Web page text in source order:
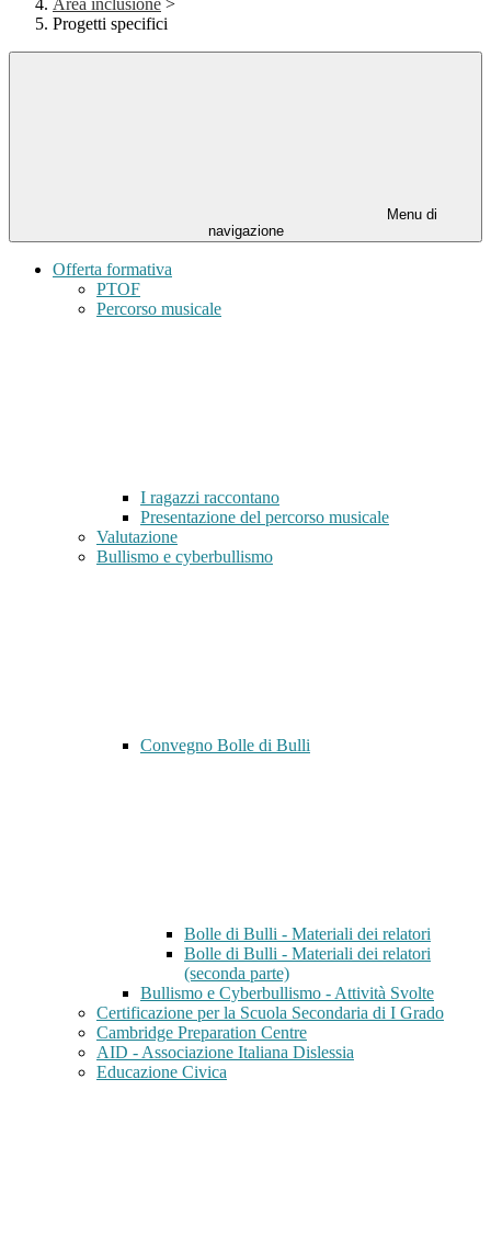
Area inclusione >
Progetti specifici
Menu di
navigazione
Offerta formativa
PTOF
Percorso musicale
I ragazzi raccontano
Presentazione del percorso musicale
Valutazione
Bullismo e cyberbullismo
Convegno Bolle di Bulli
Bolle di Bulli - Materiali dei relatori
Bolle di Bulli - Materiali dei relatori
(seconda parte)
Bullismo e Cyberbullismo - Attività Svolte
Certificazione per la Scuola Secondaria di I Grado
Cambridge Preparation Centre
AID - Associazione Italiana Dislessia
Educazione Civica